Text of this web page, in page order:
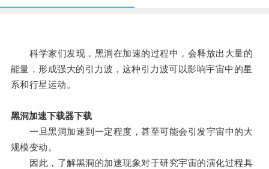
科学家们发现，黑洞在加速的过程中，会释放出大量的
能量，形成强大的引力波，这种引力波可以影响宇宙中的星
系和行星运动。
黑洞加速下载器下载
一旦黑洞加速到一定程度，甚至可能会引发宇宙中的大
规模变动。
因此，了解黑洞的加速现象对于研究宇宙的演化过程具